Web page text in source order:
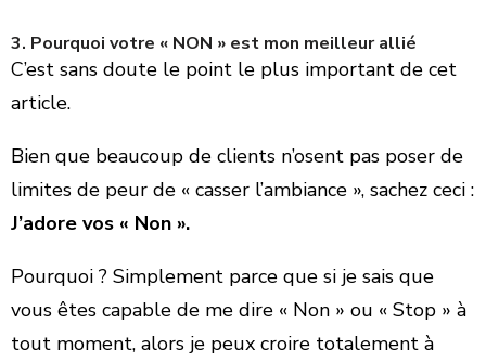
​3. Pourquoi votre « NON » est mon meilleur allié
​C’est sans doute le point le plus important de cet
article.
Bien que beaucoup de clients n’osent pas poser de
limites de peur de « casser l’ambiance », sachez ceci :
J’adore vos « Non ».
​Pourquoi ? Simplement parce que si je sais que
vous êtes capable de me dire « Non » ou « Stop » à
tout moment, alors je peux croire totalement à